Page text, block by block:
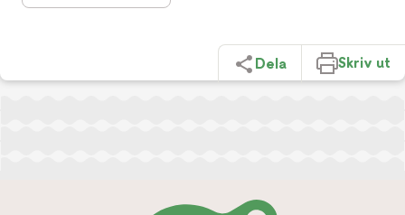
Dela Skriv ut